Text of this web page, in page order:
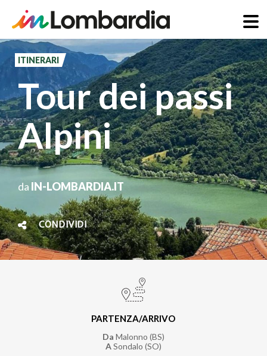
Salta
al
contenuto
principale
ITINERARI
Tour dei passi
Alpini
da IN-LOMBARDIA.IT
CONDIVIDI
PARTENZA/ARRIVO
Da Malonno (BS)
ASondalo (SO)